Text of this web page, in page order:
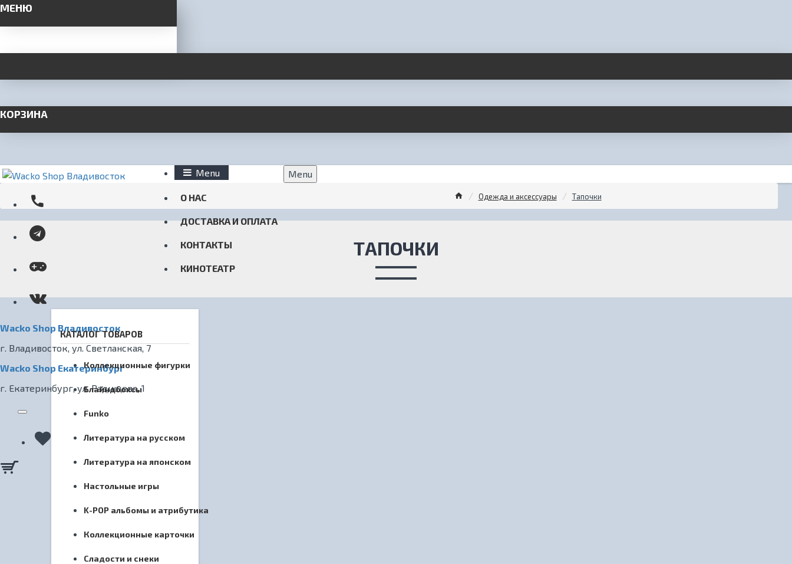
МЕНЮ
КОРЗИНА
Wacko Shop Владивосток
г. Владивосток, ул. Светланская, 7
Wacko Shop Екатеринбург
г. Екатеринбург, ул. Радищева, 1
Menu
О НАС
ДОСТАВКА И ОПЛАТА
КОНТАКТЫ
КИНОТЕАТР
Menu
Одежда и аксессуары Тапочки
ТАПОЧКИ
КАТАЛОГ ТОВАРОВ
Коллекционные фигурки
Блайндбоксы
Funko
Литература на русском
Литература на японском
Настольные игры
K-POP альбомы и атрибутика
Коллекционные карточки
Сладости и снеки